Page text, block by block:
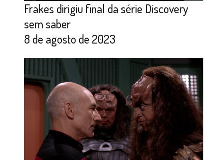
Frakes dirigiu final da série Discovery
sem saber
8 de agosto de 2023